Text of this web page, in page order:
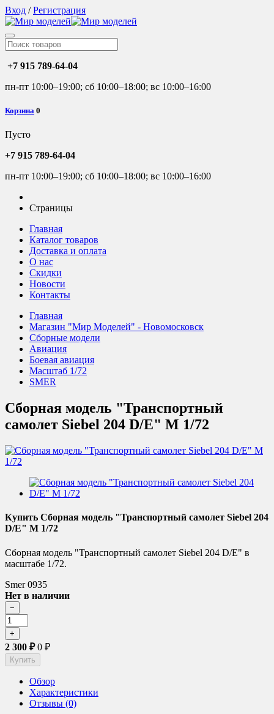
Вход /Регистрация
+7 915 789-64-04
пн-пт 10:00–19:00; сб 10:00–18:00; вс 10:00–16:00
Корзина 0
Пусто
+7 915 789-64-04
пн-пт 10:00–19:00; сб 10:00–18:00; вс 10:00–16:00
Страницы
Главная
Каталог товаров
Доставка и оплата
О нас
Скидки
Новости
Контакты
Главная
Магазин "Мир Моделей" - Новомосковск
Сборные модели
Авиация
Боевая авиация
Масштаб 1/72
SMER
Сборная модель "Транспортный
самолет Siebel 204 D/E" М 1/72
Купить Сборная модель "Транспортный самолет Siebel 204
D/E" М 1/72
Сборная модель "Транспортный самолет Siebel 204 D/E" в
масштабе 1/72.
Smer 0935
Нет в наличии
2 300 ₽0 ₽
Обзор
Характеристики
Отзывы (0)